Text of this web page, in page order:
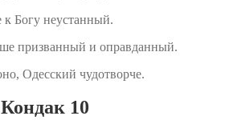
к Богу неустанный.
призванный и оправданный.
Одесский чудотворче.
Кондак 10